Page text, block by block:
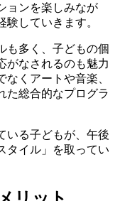
ョンを楽しみなが
していきます。
も多く、子どもの個
がなされるのも魅力
くアートや音楽、
た総合的なプログラ
いる子どもが、午後
タイル」を取ってい